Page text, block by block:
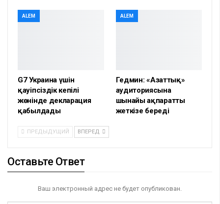
ALEM
G7 Украина үшін
қауіпсіздік кепілі
жөнінде декларация
қабылдады
ALEM
Гедмин: «Азаттық»
аудиториясына
шынайы ақпаратты
жеткізе береді
ПРЕДЫДУЩИЙ ВПЕРЕД
Оставьте Ответ
Ваш электронный адрес не будет опубликован.